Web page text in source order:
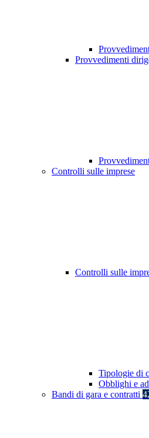
Provvedimenti
Controlli sulle imprese
Controlli sulle
Tipologie di
Obblighi e
Bandi di gara e contratti